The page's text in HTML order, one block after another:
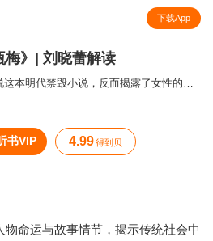
下载App
梅》| 刘晓蕾解读
为什么说这本明代禁毁小说，反而揭露了女性的普遍困境？
书VIP 4.99 得到贝
物命运与故事情节，揭示传统社会中